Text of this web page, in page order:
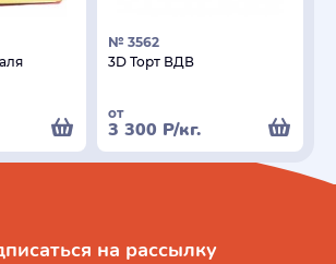
№ 3562
3D Торт ВДВ
от
3 300 Р/кг.
на рассылку